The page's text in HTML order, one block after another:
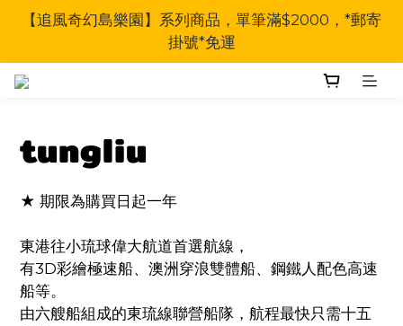
【追風奇幻島樂園】系列商品，單筆滿$2000，*郵寄
掛號*免運
tungliu
★ 期限為購買日起一年
東港往小琉球偉大航道首選航線，
有3D彩繪極速船、澳洲穿浪雙體船、鋼鐵人配色高速
船等。
由六艘船組成的東琉線聯營船隊，航程最快只需十五